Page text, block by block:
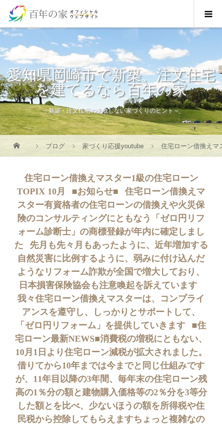
愛知県岡崎市で新築、注文住宅
を建てるなら百年の家
～新築・注文住宅の失敗しない家づくりのヒント～
ブログ 家づくり応援youtube 住宅ローン借換え
住宅ローン借換えマスター1級の住宅ローン
TOPIX 10月⠀■お知らせ■⠀住宅ローン借換えマ
スター有資格者の住宅ローンの借換えや火災保
険のコンサルティングにともなう「ゼロ円リフ
ォーム診断士」の商標登録が年内に確定しまし
た⠀先月も先々月もあったように、近年増加する
自然災害に比例するように、弱みに付け込んだ
ようなリフォーム詐欺が全国で増大しており、
日本損害保険協会も注意喚起を訴えています⠀
我々住宅ローン借換えマスターは、コンプライ
アンスを遵守し、しっかりとサポートして、
「ゼロ円リフォーム」を提供していきます⠀■住
宅ローン最新NEWS■消費税の増税にともない、
10月1日より住宅ローン減税が拡大されました。
借りてから10年までは今までと同じ仕組みです
が、11年目以降の3年間、毎年末の住宅ローン残
高の1％分の額と建物購入価格等の2％分を3等分
した額とを比べ、少ないほうの額を所得税や住
民税から控除してもらえますちょっと複雑なの